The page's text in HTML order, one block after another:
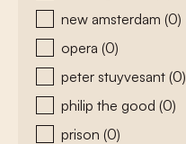
new amsterdam (0)
opera (0)
peter stuyvesant (0)
philip the good (0)
prison (0)